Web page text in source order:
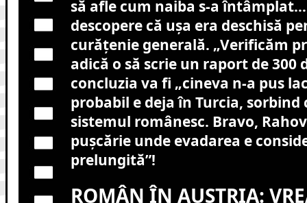
să afle cum naiba s-a
descopere că ușa era deschisă
curățenie generală. „Verificăm
adică o să scrie un raport de 300
concluzia va fi „cineva n-a pus
probabil e deja în Turcia, sorbind
sistemul românesc. Bravo,
pușcărie unde evadarea e
prelungită”!
ROMÂN ÎN AUSTRIA: